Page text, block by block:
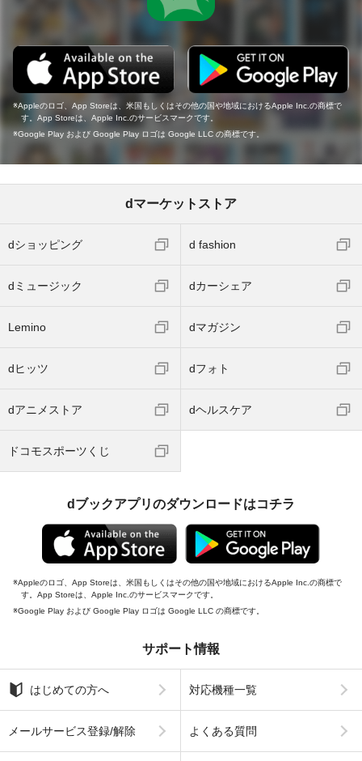
Appleのロゴ、App Storeは、米国もしくはその他の国や地域におけるApple Inc.の商標で
す。App Storeは、Apple Inc.のサービスマークです。
Google Play および Google Play ロゴは Google LLC の商標です。
dマーケットストア
dショッピング d fashion
dミュージック dカーシェア
Lemino dマガジン
dヒッツ dフォト
dアニメストア dヘルスケア
ドコモスポーツくじ
dブックアプリのダウンロードはコチラ
Appleのロゴ、App Storeは、米国もしくはその他の国や地域におけるApple Inc.の商標で
す。App Storeは、Apple Inc.のサービスマークです。
Google Play および Google Play ロゴは Google LLC の商標です。
サポート情報
はじめての方へ 対応機種一覧
メールサービス登録/解除 よくある質問